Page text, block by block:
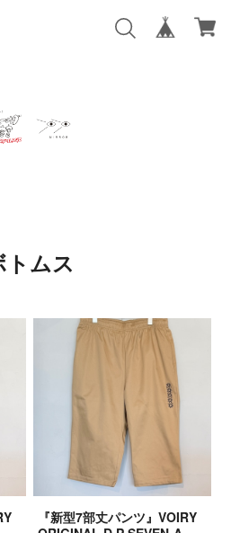
トムス
『新型7部丈パンツ』VOIRY